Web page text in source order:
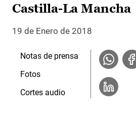
Castilla-La Mancha
19 de Enero de 2018
Notas de prensa
Fotos
Cortes audio